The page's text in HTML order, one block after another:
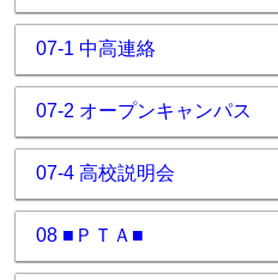
07-1 中高連絡
07-2 オープンキャンパス
07-4 高校説明会
08 ■ＰＴＡ■